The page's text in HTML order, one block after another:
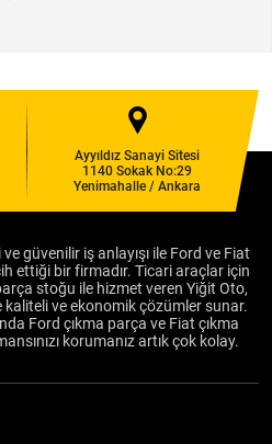
Ayyıldız Sanayi Sitesi
1140 Sokak No:29
Yenimahalle / Ankara
güvenilir iş anlayışı ile Ford ve Fiat
ettiği bir firmadır. Ticari araçlar için
stoğu ile hizmet veren Yiğit Oto,
kaliteli ve ekonomik çözümler sunar.
Ford çıkma parça ve Fiat çıkma
korumanız artık çok kolay.